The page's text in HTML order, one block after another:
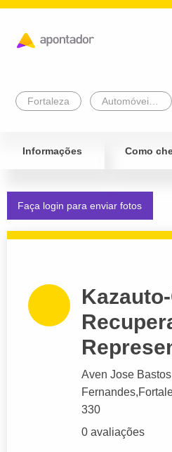
Fortaleza
Informações Como
Faça login para enviar fotos
Aven Jose Bastos
Fernandes,
330
0 avaliações